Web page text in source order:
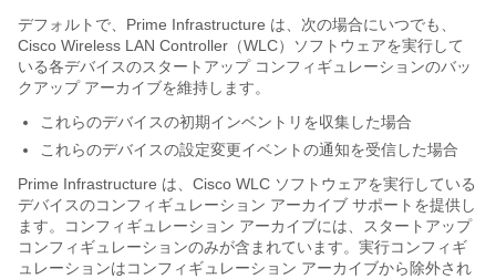
デフォルトで、Prime Infrastructure は、次の場合にいつでも、
Cisco Wireless LAN Controller（WLC）ソフトウェアを実行して
いる各デバイスのスタートアップ コンフィギュレーションのバッ
クアップ アーカイブを維持します。
これらのデバイスの初期インベントリを収集した場合
これらのデバイスの設定変更イベントの通知を受信した場合
Prime Infrastructure は、Cisco WLC ソフトウェアを実行している
デバイスのコンフィギュレーション アーカイブ サポートを提供し
ます。コンフィギュレーション アーカイブには、スタートアップ
コンフィギュレーションのみが含まれています。実行コンフィギ
ュレーションはコンフィギュレーション アーカイブから除外され